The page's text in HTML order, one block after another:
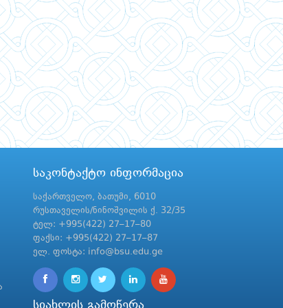
საკონტაქტო ინფორმაცია
საქართველო, ბათუმი, 6010
რუსთაველის/ნინოშვილის ქ. 32/35
ტელ: +995(422) 27–17–80
ფაქსი: +995(422) 27–17–87
ელ. ფოსტა: info@bsu.edu.ge
სიახლის გამოწერა